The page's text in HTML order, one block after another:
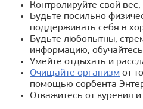
Контролируйте свой вес,
Будьте посильно
поддерживать себя в
Будьте любопытны,
информацию,
Умейте отдыхать и
Очищайте организм от
помощью сорбента
Откажитесь от курения